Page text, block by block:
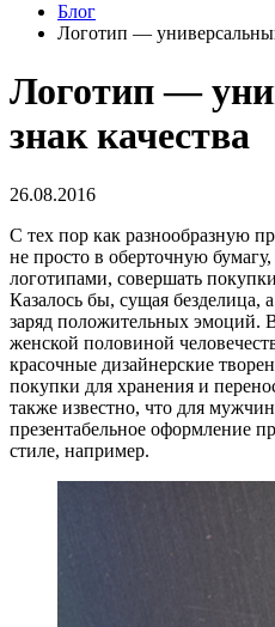
Блог
Логотип —
Логотип —
знак качества
26.08.2016
С тех пор как разнообразную
не просто в оберточную
логотипами, совершать
Казалось бы, сущая безделица,
заряд положительных эмоций.
женской половиной
красочные дизайнерские
покупки для хранения и
также известно, что для
презентабельное оформление
стиле, например.